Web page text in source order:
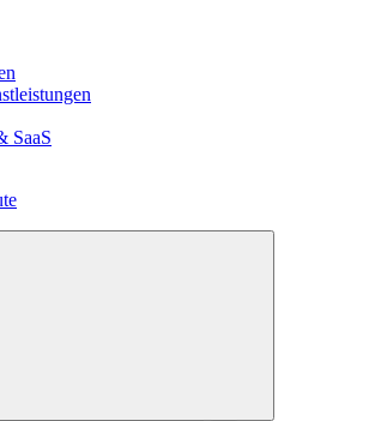
SaaS
finden